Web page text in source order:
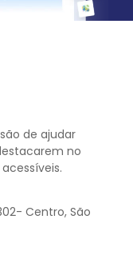
de ajudar
no
Centro, São